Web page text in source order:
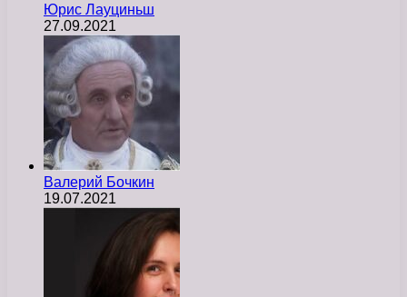
Юрис Лауциньш
27.09.2021
Валерий Бочкин
19.07.2021